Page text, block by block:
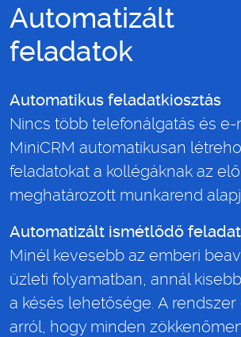
Automatizált
feladatok
Automatikus feladatkiosztás
Nincs több telefonálgatás és e-
MiniCRM automatikusan
feladatokat a kollégáknak az
meghatározott munkarend
Automatizált ismétlődő
Minél kevesebb az emberi
üzleti folyamatban, annál
a késés lehetősége. A
arról, hogy minden